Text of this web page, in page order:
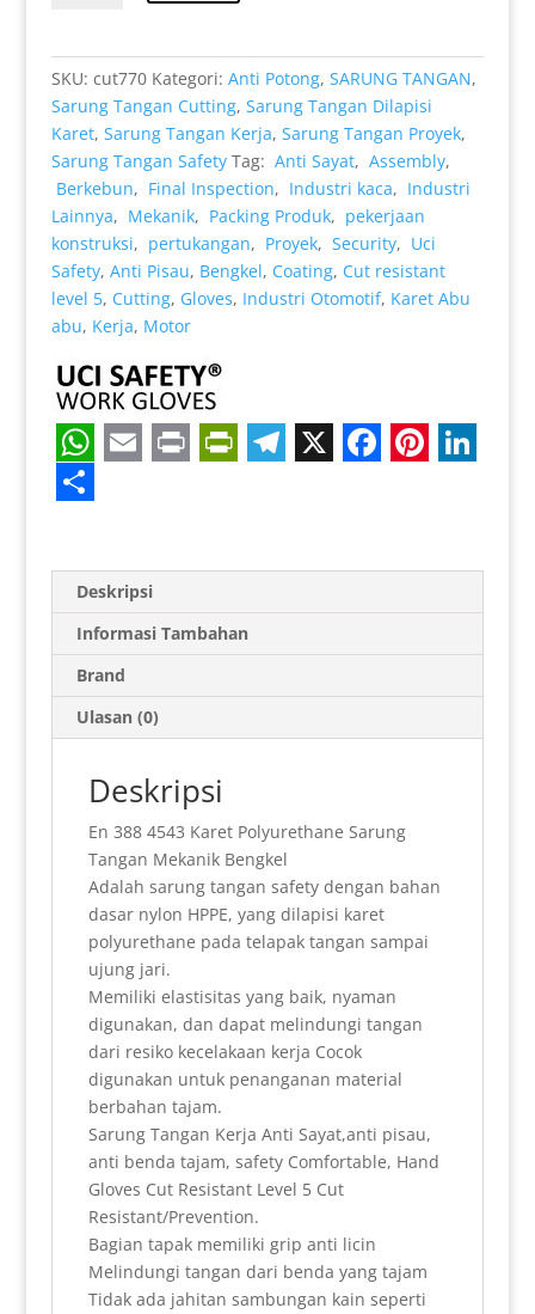
Sarung
Tangan
Mekanik
SKU: cut770 Kategori: Anti Potong, SARUNG TANGAN,
Sarung Tangan Cutting, Sarung Tangan Dilapisi
Karet, Sarung Tangan Kerja, Sarung Tangan Proyek,
Sarung Tangan Safety Tag: Anti Sayat, Assembly,
Berkebun, Final Inspection, Industri kaca, Industri
Lainnya, Mekanik, Packing Produk, pekerjaan
konstruksi, pertukangan, Proyek, Security, Uci
Safety, Anti Pisau, Bengkel, Coating, Cut resistant
level 5, Cutting, Gloves, Industri Otomotif, Karet Abu
abu, Kerja, Motor
W
h
a
A
p
p
a
i
l
i
n
t
i
t
F
r
i
e
n
d
l
y
l
g
r
a
m
c
o
o
k
n
r
e
s
n
d
I
n
h
e
Deskripsi
Informasi Tambahan
Brand
Ulasan (0)
Deskripsi
En 388 4543 Karet Polyurethane Sarung
Tangan Mekanik Bengkel
Adalah sarung tangan safety dengan bahan
dasar nylon HPPE, yang dilapisi karet
polyurethane pada telapak tangan sampai
ujung jari.
Memiliki elastisitas yang baik, nyaman
digunakan, dan dapat melindungi tangan
dari resiko kecelakaan kerja Cocok
digunakan untuk penanganan material
berbahan tajam.
Sarung Tangan Kerja Anti Sayat,anti pisau,
anti benda tajam, safety Comfortable, Hand
Gloves Cut Resistant Level 5 Cut
Resistant/Prevention.
Bagian tapak memiliki grip anti licin
Melindungi tangan dari benda yang tajam
Tidak ada jahitan sambungan kain seperti